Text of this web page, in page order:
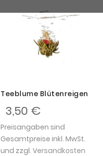
Teeblume Blütenreigen
3,50 €
Preisangaben sind
Gesamtpreise inkl. MwSt.
und zzgl. Versandkosten